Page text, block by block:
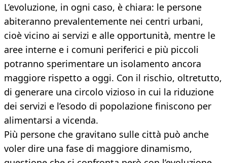
L’evoluzione, in ogni caso, è chiara: le persone
abiteranno prevalentemente nei centri urbani,
cioè vicino ai servizi e alle opportunità, mentre le
aree interne e i comuni periferici e più piccoli
potranno sperimentare un isolamento ancora
maggiore rispetto a oggi. Con il rischio, oltretutto,
di generare una circolo vizioso in cui la riduzione
dei servizi e l’esodo di popolazione finiscono per
alimentarsi a vicenda.
Più persone che gravitano sulle città può anche
voler dire una fase di maggiore dinamismo,